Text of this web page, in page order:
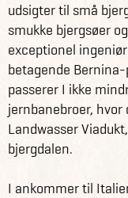
udsigter til små
smukke bjergsøer
exceptionel
betagende
passerer I ikke
jernbanebroer,
Landwasser
bjergdalen.
I ankommer til